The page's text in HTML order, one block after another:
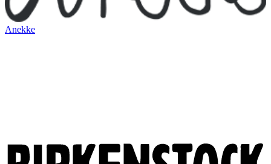
Anekke